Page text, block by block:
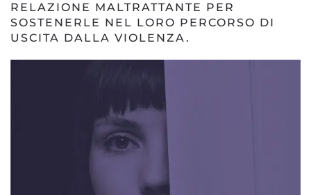
RELAZIONE MALTRATTANTE PER
SOSTENERLE NEL LORO PERCORSO DI
USCITA DALLA VIOLENZA.